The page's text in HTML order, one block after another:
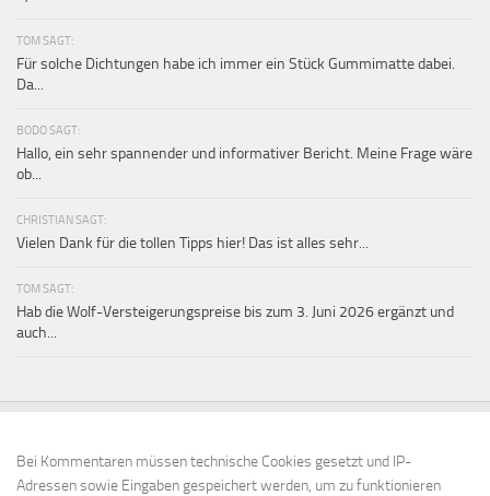
TOM SAGT:
Für solche Dichtungen habe ich immer ein Stück Gummimatte dabei.
Da...
BODO SAGT:
Hallo, ein sehr spannender und informativer Bericht. Meine Frage wäre
ob...
CHRISTIAN SAGT:
Vielen Dank für die tollen Tipps hier! Das ist alles sehr...
TOM SAGT:
Hab die Wolf-Versteigerungspreise bis zum 3. Juni 2026 ergänzt und
auch...
Bei Kommentaren müssen technische Cookies gesetzt und IP-
Adressen sowie Eingaben gespeichert werden, um zu funktionieren